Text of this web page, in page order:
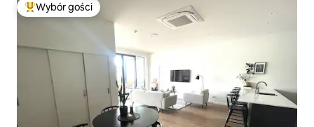
Najpopularniejsze z kategorii Wybór gości
Wybór gości